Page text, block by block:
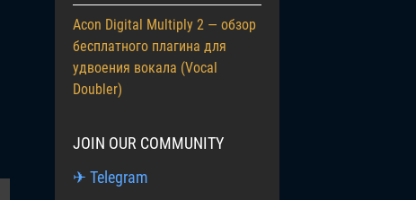
Acon Digital Multiply 2 — обзор
бесплатного плагина для
удвоения вокала (Vocal
Doubler)
JOIN OUR COMMUNITY
✈ Telegram